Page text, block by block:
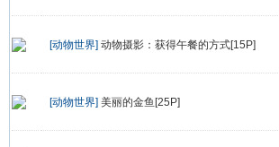
[动物世界] 动物摄影：获得午餐的方式[15P]
[动物世界] 美丽的金鱼[25P]